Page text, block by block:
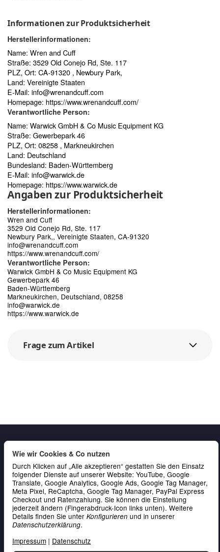
Informationen zur Produktsicherheit
Herstellerinformationen:
Name: Wren and Cuff
Straße: 3529 Old Conejo Rd, Ste. 117
PLZ, Ort: CA-91320 , Newbury Park,
Land: Vereinigte Staaten
E-Mail: info@wrenandcuff.com
Homepage: https://www.wrenandcuff.com/
Verantwortliche Person:
Name: Warwick GmbH & Co Music Equipment KG
Straße: Gewerbepark 46
PLZ, Ort: 08258 , Markneukirchen
Land: Deutschland
Bundesland: Baden-Württemberg
E-Mail: info@warwick.de
Homepage: https://www.warwick.de
Angaben zur Produktsicherheit
Herstellerinformationen:
Wren and Cuff
3529 Old Conejo Rd, Ste. 117
Newbury Park,, Vereinigte Staaten, CA-91320
info@wrenandcuff.com
https://www.wrenandcuff.com/
Verantwortliche Person:
Warwick GmbH & Co Music Equipment KG
Gewerbepark 46
Baden-Württemberg
Markneukirchen, Deutschland, 08258
info@warwick.de
https://www.warwick.de
Frage zum Artikel
Gesetzliche Informationen
Service & Kontakt
Zahlung
Wie wir Cookies & Co nutzen
Durch Klicken auf „Alle akzeptieren“ gestatten Sie den Einsatz
folgender Dienste auf unserer Website: YouTube, Google
Translate, Google Analytics, Google Ads, Google Tag Manager,
Meta Pixel, ReCaptcha, Google Tag Manager, PayPal Express
Checkout und Ratenzahlung. Sie können die Einstellung
jederzeit ändern (Fingerabdruck-Icon links unten). Weitere
Details finden Sie unter Konfigurieren und in unserer
Datenschutzerklärung.
Impressum | Datenschutz